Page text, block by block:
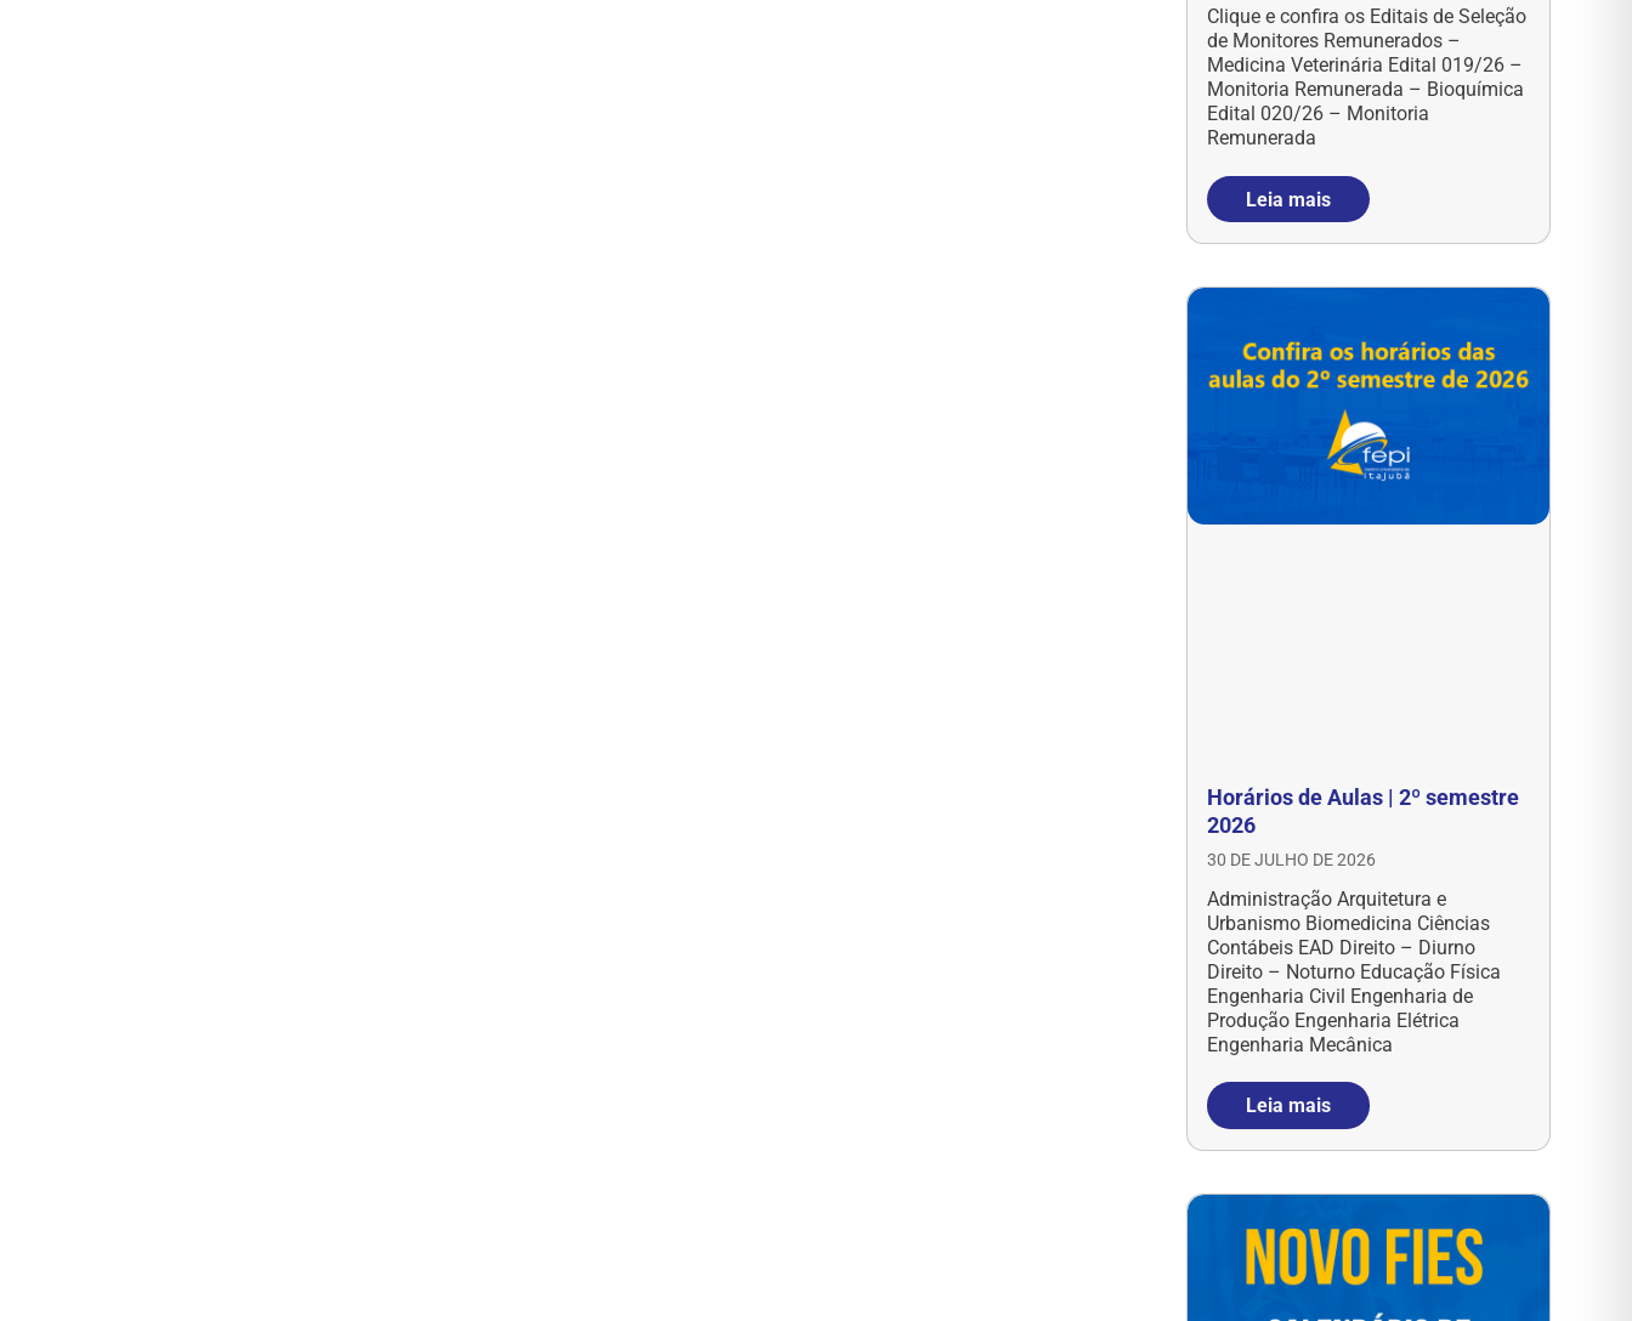
Clique e confira os Editais de Seleção
de Monitores Remunerados –
Medicina Veterinária Edital 019/26 –
Monitoria Remunerada – Bioquímica
Edital 020/26 – Monitoria
Remunerada
Leia mais
Horários de Aulas | 2º semestre
2026
30 DE JULHO DE 2026
Administração Arquitetura e
Urbanismo Biomedicina Ciências
Contábeis EAD Direito – Diurno
Direito – Noturno Educação Física
Engenharia Civil Engenharia de
Produção Engenharia Elétrica
Engenharia Mecânica
Leia mais